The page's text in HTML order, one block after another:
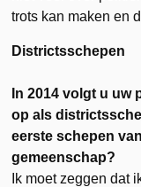
trots kan maken en
Districtsschepen
In 2014 volgt u
op als
eerste schepen
gemeenschap?
Ik moet zeggen dat